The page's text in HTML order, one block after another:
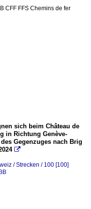
CFF FFS Chemins de fer
sich beim Château de
in Richtung Genève-
Gegenzuges nach Brig

/ Strecken / 100 [100]